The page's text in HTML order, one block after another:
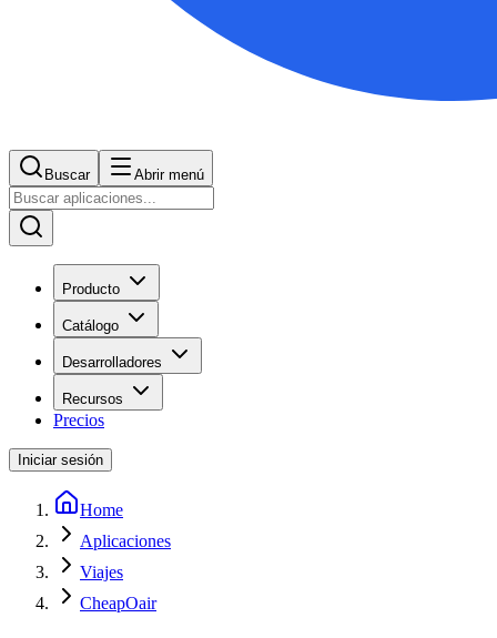
Buscar Abrir menú
Producto
Catálogo
Desarrolladores
Recursos
Precios
Iniciar sesión
Home
Aplicaciones
Viajes
CheapOair